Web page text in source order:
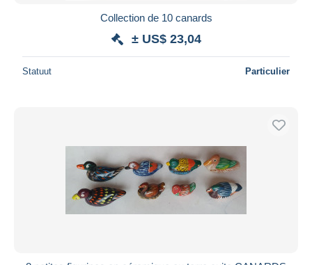
Collection de 10 canards
± US$ 23,04
Statuut Particulier